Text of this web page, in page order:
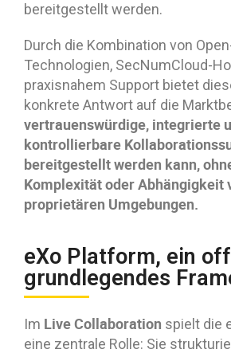
bereitgestellt werden.
Durch die Kombination von
Technologien, SecNumCloud-
praxisnahem Support bietet
konkrete Antwort auf die
vertrauenswürdige, integrierte
kontrollierbare
bereitgestellt werden kann,
Komplexität oder Abhängigkeit
proprietären Umgebungen.
eXo Platform, ein
grundlegendes
Im Live Collaboration spielt die
eine zentrale Rolle: Sie